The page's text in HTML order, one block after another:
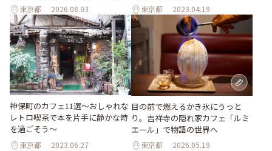
東京都 2026.08.03 東京都 2023.04.19
神保町のカフェ11選～おしゃれな
レトロ喫茶で本を片手に静かな時
を過ごそう～
東京都 2023.06.27
目の前で燃えるかき氷にうっと
り。吉祥寺の隠れ家カフェ「ルミ
エール」で物語の世界へ
東京都 2026.05.19